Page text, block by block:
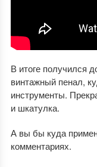
В итоге получился
винтажный пенал,
инструменты.
и шкатулка.
А вы бы куда
комментариях.